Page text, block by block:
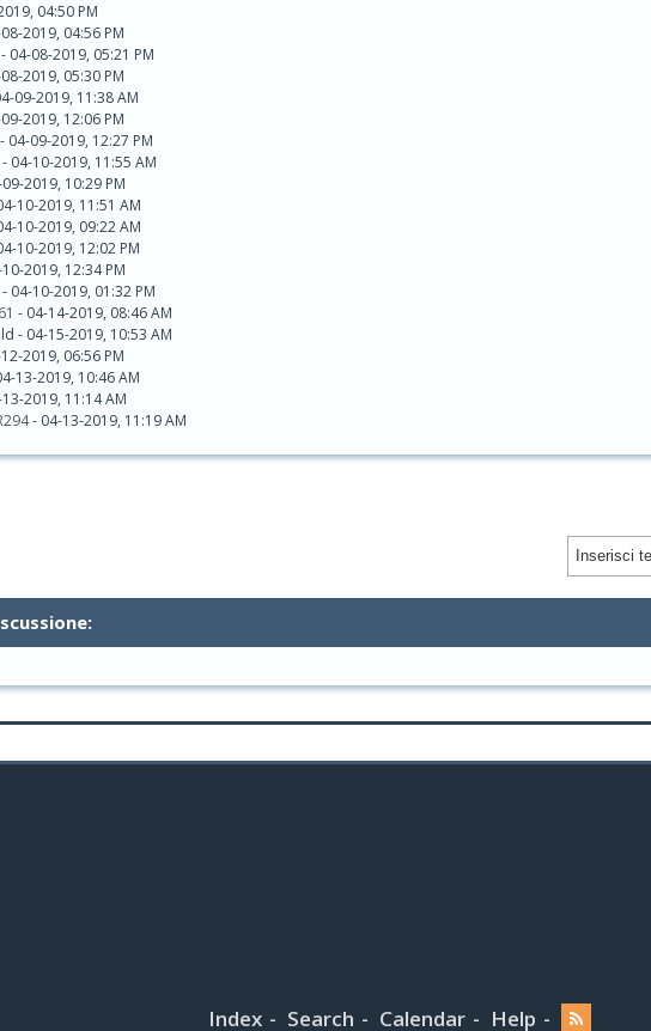
04:50 PM
2019, 04:56 PM
- 04-08-2019, 05:21 PM
2019, 05:30 PM
09-2019, 11:38 AM
2019, 12:06 PM
- 04-09-2019, 12:27 PM
04-10-2019, 11:55 AM
2019, 10:29 PM
10-2019, 11:51 AM
10-2019, 09:22 AM
10-2019, 12:02 PM
2019, 12:34 PM
- 04-10-2019, 01:32 PM
- 04-14-2019, 08:46 AM
- 04-15-2019, 10:53 AM
2019, 06:56 PM
13-2019, 10:46 AM
2019, 11:14 AM
- 04-13-2019, 11:19 AM
Index Search Calendar Help